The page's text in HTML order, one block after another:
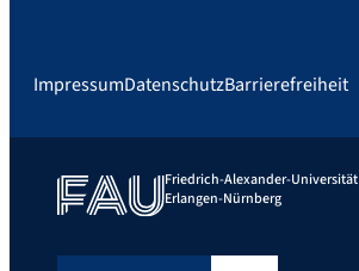
ImpressumDatenschutzBarrierefreiheit
Friedrich-Alexander-Universität
Erlangen-Nürnberg